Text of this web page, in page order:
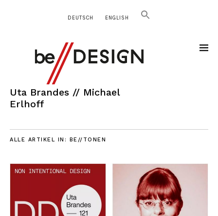
DEUTSCH ENGLISH
Uta Brandes // Michael
Erlhoff
ALLE ARTIKEL IN: BE//TONEN